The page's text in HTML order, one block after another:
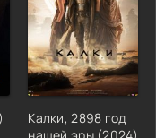
Калки, 2898 год
нашей эры (2024)